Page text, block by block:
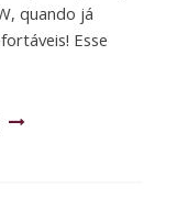
quando já
Esse